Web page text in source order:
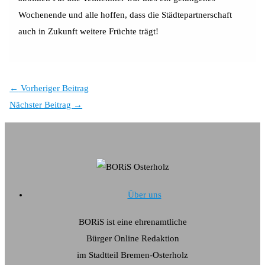
Wochenende und alle hoffen, dass die Städtepartnerschaft
auch in Zukunft weitere Früchte trägt!
← Vorheriger Beitrag
Nächster Beitrag →
Über uns
BORiS ist eine ehrenamtliche
Bürger Online Redaktion
im Stadtteil Bremen-Osterholz